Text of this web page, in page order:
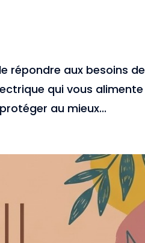
répondre aux besoins de
qui vous
au mieux...